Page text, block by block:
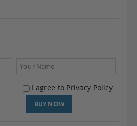
I agree to Privacy Policy